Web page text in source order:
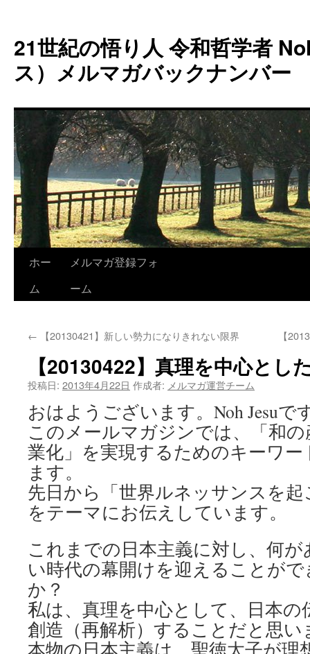
テ
ン
ツ
へ
キ
ッ
プ
21世紀の悟り人 令和哲学者
ス）メルマガバックナンバー
ホー
ム
メルマガ登録フォ
ーム
← 【20130421】新しい勢力になりきれない限界 【
【20130422】真理を中心と
投稿日: 2013年4月22日 作成者: メルマガ運営チーム
おはようございます。Noh Jesuで
このメールマガジンでは、「和
業化」を実現するためのキーワ
ます。
先日から「世界ルネッサンスを
をテーマにお伝えしています。
これまでの日本主義に対し、何
い時代の幕開けを迎えることが
か？
私は、真理を中心として、日本の
創造（再解析）することだと思い
本物の日本主義は、聖徳太子が理